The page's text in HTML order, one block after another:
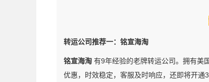
转运公司推荐一：铭宣海淘
铭宣海淘 有9年经验的老牌转运公司。拥有美
优惠，时效稳定，客服及时响应，还即将开通